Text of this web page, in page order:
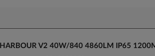
HARBOUR V2 40W/840 4860LM IP65